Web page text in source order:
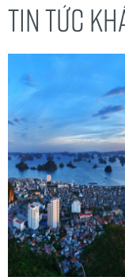
TIN TỨC